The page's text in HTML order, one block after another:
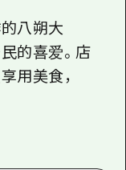
八朔大
的喜爱。店
用美食，